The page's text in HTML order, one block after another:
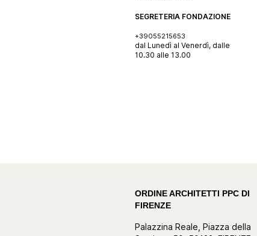
SEGRETERIA FONDAZIONE
+39055215653
dal Lunedì al Venerdì, dalle
10.30 alle 13.00
ORDINE ARCHITETTI PPC DI
FIRENZE
Palazzina Reale, Piazza della